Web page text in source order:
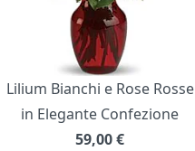
Lilium Bianchi e Rose Rosse
in Elegante Confezione
59,00€